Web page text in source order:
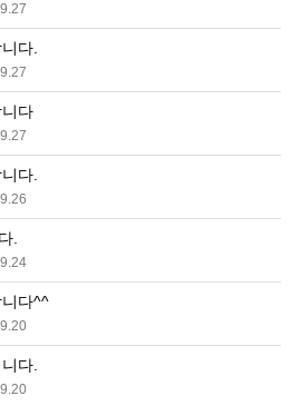
다.
다
다.
.
다^^
다.